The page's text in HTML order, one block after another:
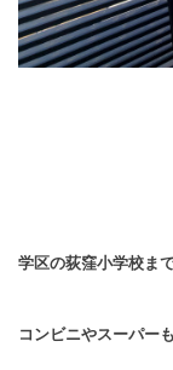
学区の荻窪小学校ま
コンビニやスーパー